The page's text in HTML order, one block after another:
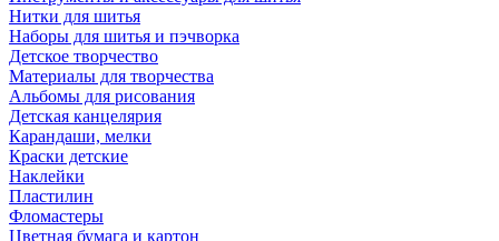
Нитки для шитья
Наборы для шитья и пэчворка
Детское творчество
Материалы для творчества
Альбомы для рисования
Детская канцелярия
Карандаши, мелки
Краски детские
Наклейки
Пластилин
Фломастеры
Цветная бумага и картон